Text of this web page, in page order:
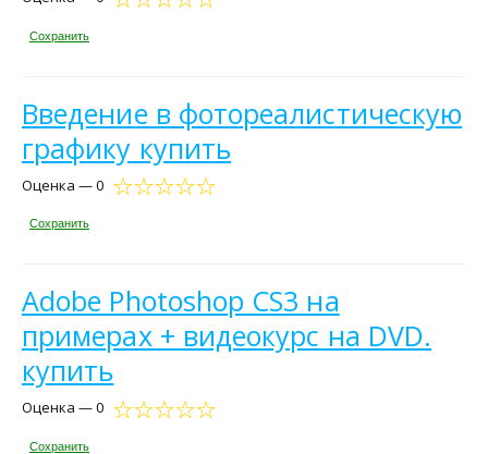
Сохранить
Введение в фотореалистическую
графику купить
Оценка — 0
Сохранить
Adobe Photoshop CS3 на
примерах + видеокурс на DVD.
купить
Оценка — 0
Сохранить